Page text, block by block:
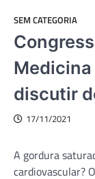
SEM CATEGORIA
Medicina
discutir
17/11/2021
A gordura
cardiovascular?